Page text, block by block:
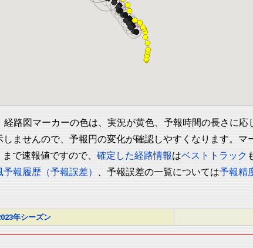
路図マーカーの色は、実況が黄色、予報時間の長さに
ませんので、予報円の変化が確認しやすくなります。
で速報値ですので、 確定した経路情報はベストトラック
予報履歴（予報誤差） 、予報誤差の一覧については予報精
年シーズン